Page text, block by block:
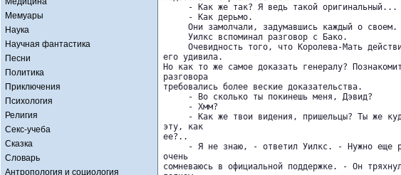
Мемуары
Наука
Научная фантастика
Песни
Политика
Приключения
Психология
Религия
Секс-учеба
Сказка
Словарь
Антропология и социология
     - Как же так? Я ведь такой оригинальный...
     - Как дерьмо.
     Они замолчали, задумавшись каждый о своем.
     Уилкс вспоминал разговор с Бако.
Очевидность того, что Королева-Мать
его удивила.
Но как то же самое доказать генералу?
разговора
требовались более веские доказательства.
     - Во сколько ты покинешь меня, Дэвид?
     - Хмм?
- Как же твои видения, пришельцы? Ты же
эту, как
ее?..
- Я не знаю, - ответил Уилкс. - Нужно еще
очень
сомневаюсь в официальной поддержке. - Он